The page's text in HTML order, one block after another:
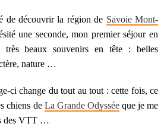
de découvrir la région de Savoie Mont-
une seconde, mon premier séjour en
très beaux souvenirs en tête : belles
nature …
ci change du tout au tout : cette fois, ce
chiens de La Grande Odysséeque je me
des VTT …